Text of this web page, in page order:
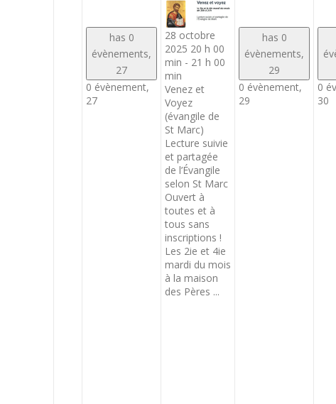
has 0
évènements,
27
0 évènement,
27
28 octobre
2025 20 h 00
min - 21 h 00
min
Venez et
Voyez
(évangile de
St Marc)
Lecture suivie
et partagée
de l’Évangile
selon St Marc
Ouvert à
toutes et à
tous sans
inscriptions !
Les 2ie et 4ie
mardi du mois
à la maison
des Pères ...
has 0
évènements,
29
0 évènement,
29
0
30